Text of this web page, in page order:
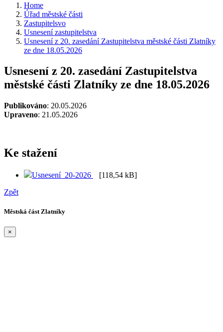
Home
Úřad městské části
Zastupitelsvo
Usnesení zastupitelstva
Usnesení z 20. zasedání Zastupitelstva městské části Zlatníky
ze dne 18.05.2026
Usnesení z 20. zasedání Zastupitelstva
městské části Zlatníky ze dne 18.05.2026
Publikováno: 20.05.2026
Upraveno: 21.05.2026
Ke stažení
Usnesení_20-2026
[118,54 kB]
Zpět
Městská část Zlatníky
×